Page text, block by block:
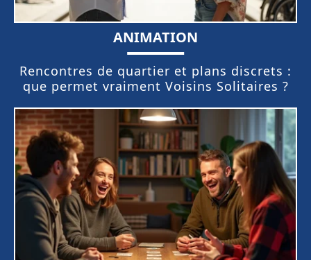
ANIMATION
Rencontres de quartier et plans discrets :
que permet vraiment Voisins Solitaires ?